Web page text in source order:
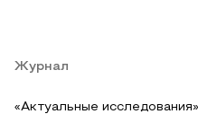
Журнал
«Актуальные